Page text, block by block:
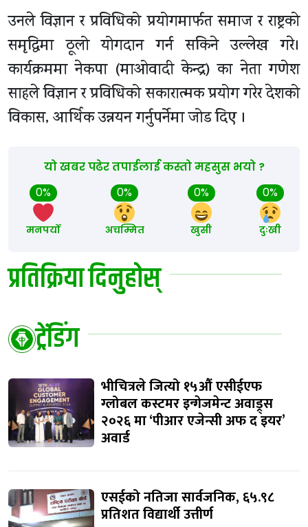
उनले विज्ञान र प्रविधिको प्रयोगमार्फत समाज र राष्ट्रको
समृद्धिमा ठूलो योगदान गर्न सकिने उल्लेख गरे।
कार्यक्रममा नेकपा (माओवादी केन्द्र) का नेता गणेश
साहले विज्ञान र प्रविधिको सकारात्मक प्रयोग गरेर देशको
विकास, आर्थिक उन्नयन गर्नुपर्नेमा जोड दिए ।
यो खबर पढेर तपाईलाई कस्तो महसुस भयो ?
0%
मनपर्यो
0%
अचम्मित
0%
खुसी
0%
दुःखी
प्रतिक्रिया दिनुहोस्
ट्रेंडिंग
भीचित्रले जित्यो १५औं एसीईएफ
ग्लोबल कस्टमर इन्गेजमेन्ट अवाड्र्स
२०२६ मा ‘पीआर एजेन्सी अफ द इयर’
अवार्ड
एसईको नतिजा सार्वजनिक, ६५.९८
प्रतिशत विद्यार्थी उत्तीर्ण